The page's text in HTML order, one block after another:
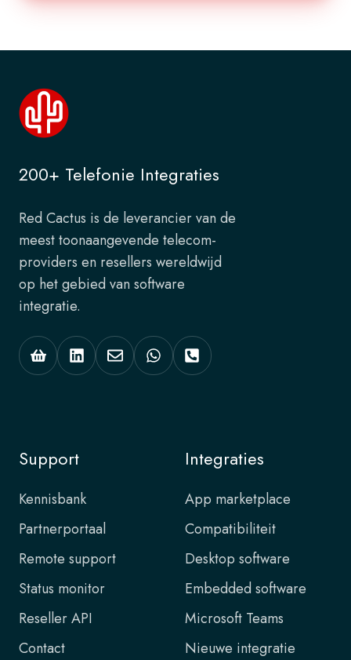
200+ Telefonie Integraties
Red Cactus is de leverancier van de
meest toonaangevende telecom-
providers en resellers wereldwijd
op het gebied van software
integratie.
Support
Kennisbank
Partnerportaal
Remote support
Status monitor
Reseller API
Contact
Integraties
App marketplace
Compatibiliteit
Desktop software
Embedded software
Microsoft Teams
Nieuwe integratie